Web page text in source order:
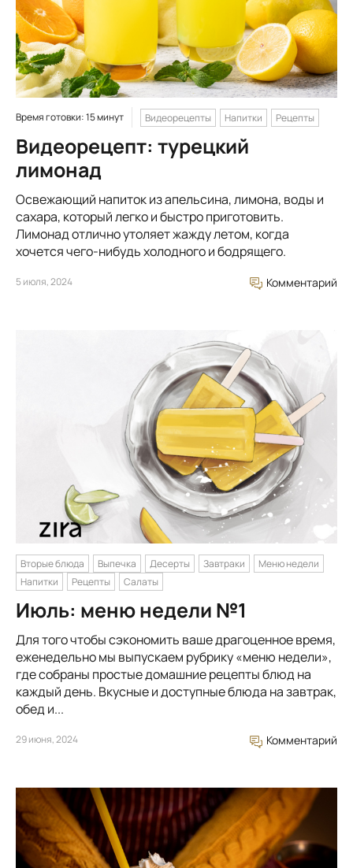
Время готовки: 15 минут Видеорецепты Напитки Рецепты
Видеорецепт: турецкий
лимонад
Освежающий напиток из апельсина, лимона, воды и
сахара, который легко и быстро приготовить.
Лимонад отлично утоляет жажду летом, когда
хочется чего-нибудь холодного и бодрящего.
5 июля, 2024 Комментарий
Вторые блюда Выпечка Десерты Завтраки
Меню недели
Напитки
Рецепты Салаты
Июль: меню недели №1
Для того чтобы сэкономить ваше драгоценное время,
еженедельно мы выпускаем рубрику «меню недели»,
где собраны простые домашние рецепты блюд на
каждый день. Вкусные и доступные блюда на завтрак,
обед и...
29 июня, 2024 Комментарий